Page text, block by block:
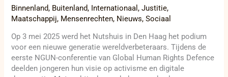
Binnenland, Buitenland, Internationaal,Justitie,
Maatschappij, Mensenrechten, Nieuws,Sociaal
Op 3 mei 2025 werd het Nutshuis in Den Haag het podium
voor een nieuwe generatie wereldverbeteraars. Tijdens de
eerste NGUN-conferentie van Global Human Rights Defence
deelden jongeren hun visie op activisme en digitale